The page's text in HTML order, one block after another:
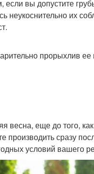
вы допустите
их
прорыхлив
еще до того,
сразу
условий вашего